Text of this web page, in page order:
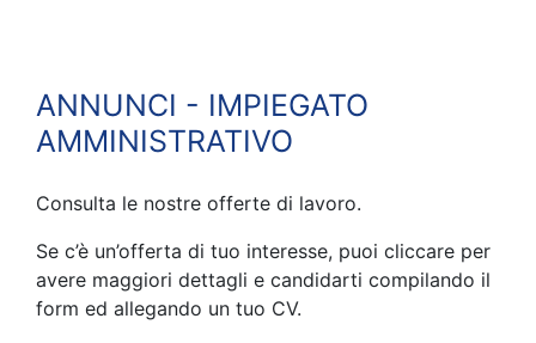
ANNUNCI - IMPIEGATO
AMMINISTRATIVO
Consulta le nostre offerte di lavoro.
Se c’è un’offerta di tuo interesse, puoi cliccare per
avere maggiori dettagli e candidarti compilando il
form ed allegando un tuo CV.